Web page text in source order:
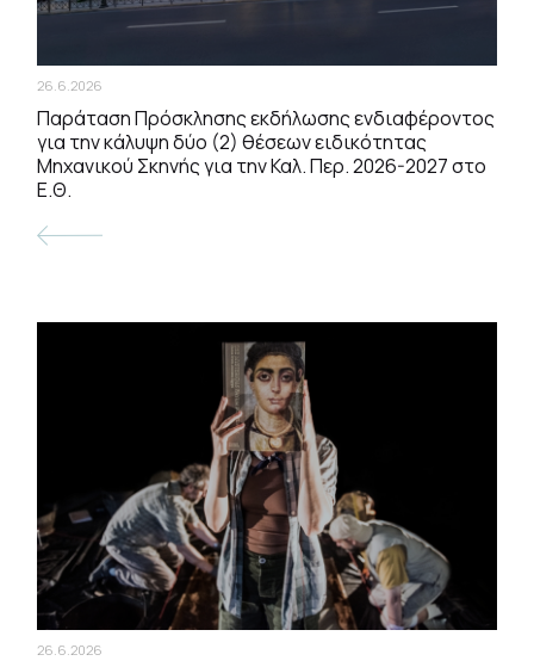
26.6.2026
Παράταση Πρόσκλησης εκδήλωσης ενδιαφέροντος
για την κάλυψη δύο (2) θέσεων ειδικότητας
Μηχανικού Σκηνής για την Καλ. Περ. 2026-2027 στο
Ε.Θ.
26.6.2026